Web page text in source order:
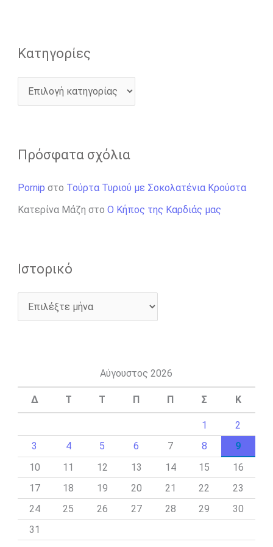
Kατηγορίες
Πρόσφατα σχόλια
Pornip στο Τούρτα Τυριού με Σοκολατένια Κρούστα
Κατερίνα Μάζη στο Ο Κήπος της Καρδιάς μας
Ιστορικό
Αύγουστος 2026
Δ Τ Τ Π Π Σ Κ
1
2
3
4 5 6 7 8
9
10
11 12 13 14 15
16
17
18 19 20 21 22
23
24
25 26 27 28 29
30
31